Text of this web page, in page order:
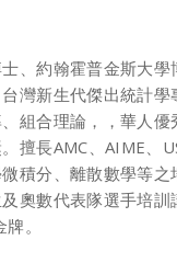
、約翰霍普金斯大學
灣新生代傑出統計學
組合理論，，華人優
擅長AMC、AIME、
積分、離散數學等之
奧數代表隊選手培訓
。